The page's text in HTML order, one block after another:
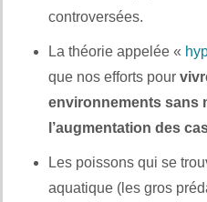
controversées.
La théorie appelée «
que nos efforts pour
environnements sans
l’augmentation des
Les poissons qui se
aquatique (les gros